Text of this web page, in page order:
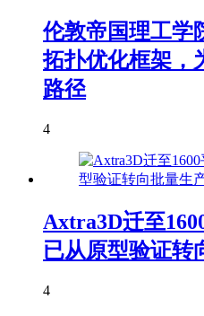
伦敦帝国理工学
拓扑优化框架，
路径
4
Axtra3D迁至
已从原型验证转
4